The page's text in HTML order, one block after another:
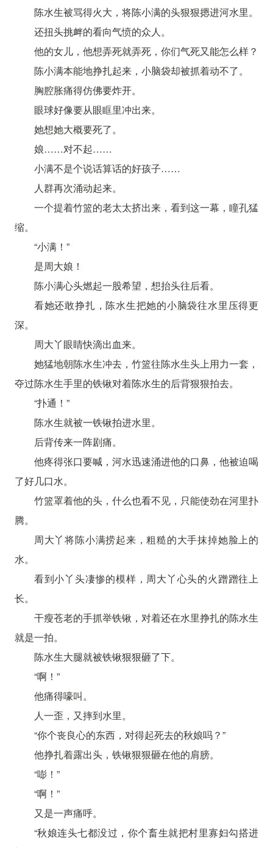
陈水生被骂得火大，将陈小满的头狠狠摁进河水里。
还扭头挑衅的看向气愤的众人。
他的女儿，他想弄死就弄死，你们气死又能怎么样？
陈小满本能地挣扎起来，小脑袋却被抓着动不了。
胸腔胀痛得仿佛要炸开。
眼球好像要从眼眶里冲出来。
她想她大概要死了。
娘……对不起……
小满不是个说话算话的好孩子……
人群再次涌动起来。
一个提着竹篮的老太太挤出来，看到这一幕，瞳孔猛
缩。
“小满！”
是周大娘！
陈小满心头燃起一股希望，想抬头往后看。
看她还敢挣扎，陈水生把她的小脑袋往水里压得更
深。
周大丫眼睛快滴出血来。
她猛地朝陈水生冲去，竹篮往陈水生头上用力一套，
夺过陈水生手里的铁锹对着陈水生的后背狠狠拍去。
“扑通！”
陈水生就被一铁锹拍进水里。
后背传来一阵剧痛。
他疼得张口要喊，河水迅速涌进他的口鼻，他被迫喝
了好几口水。
竹篮罩着他的头，什么也看不见，只能使劲在河里扑
腾。
周大丫将陈小满捞起来，粗糙的大手抹掉她脸上的
水。
看到小丫头凄惨的模样，周大丫心头的火蹭蹭往上
长。
干瘦苍老的手抓举铁锹，对着还在水里挣扎的陈水生
就是一拍。
陈水生大腿就被铁锹狠狠砸了下。
“啊！”
他痛得嚎叫。
人一歪，又摔到水里。
“你个丧良心的东西，对得起死去的秋娘吗？”
他挣扎着露出头，铁锹狠狠砸在他的肩膀。
“嘭！”
“啊！”
又是一声痛呼。
“秋娘连头七都没过，你个畜生就把村里寡妇勾搭进